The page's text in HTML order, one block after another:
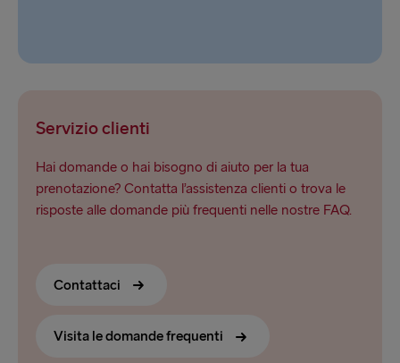
Servizio clienti
Hai domande o hai bisogno di aiuto per la tua
prenotazione? Contatta l’assistenza clienti o trova le
risposte alle domande più frequenti nelle nostre FAQ.
Contattaci
Visita le domande frequenti